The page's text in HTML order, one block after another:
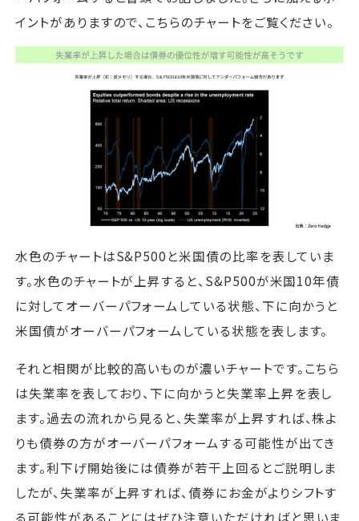
イントがありますので、こちらのチャートをご覧ください。
水色のチャートはS&P500と米国債の比率を表していま
す。水色のチャートが上昇すると、S&P500が米国10年債
に対してオーバーパフォームしている状態、下に向かうと
米国債がオーバーパフォームしている状態を表します。
それと相関が比較的高いものが濃いチャートです。こちら
は失業率を表しており、下に向かうと失業率上昇を表し
ます。過去の流れから見ると、失業率が上昇すれば、株よ
りも債券の方がオーバーパフォームする可能性が出てき
ます。利下げ開始後には債券が若干上回るとご説明しま
したが、失業率が上昇すれば、債券にお金がよりシフトす
る可能性があることにはぜひ注意いただければと思いま